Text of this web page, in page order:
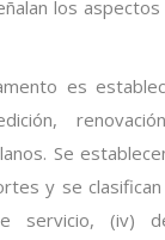
los
es
Se
y se clasifican
servicio, (iv)